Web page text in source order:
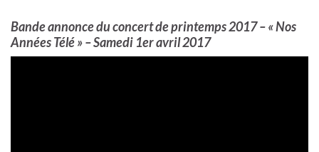
Bande annonce du concert de printemps 2017 – « Nos
Années Télé » – Samedi 1er avril 2017